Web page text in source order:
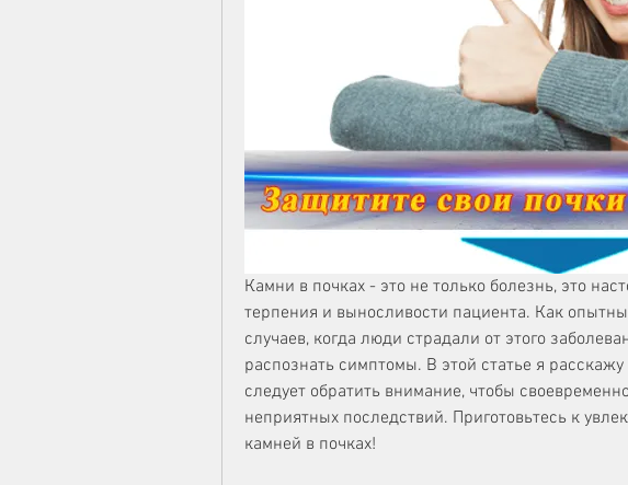
Камни в почках - это не только болезнь, это
терпения и выносливости пациента. Как
случаев, когда люди страдали от этого
распознать симптомы. В этой статье я
следует обратить внимание, чтобы
неприятных последствий. Приготовьтесь к
камней в почках!